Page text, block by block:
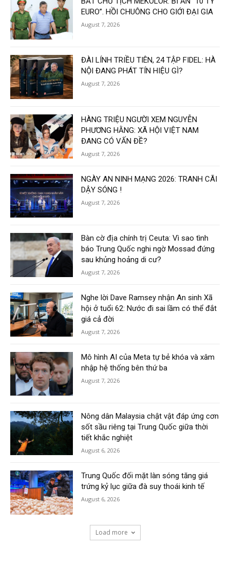
EURO”. HỒI CHUÔNG CHO GIỚI ĐẠI GIA
August 7, 2026
ĐÀI LÍNH TRIỀU TIÊN, 24 TẬP FIDEL: HÀ
NỘI ĐANG PHÁT TÍN HIỆU GÌ?
August 7, 2026
HÀNG TRIỆU NGƯỜI XEM NGUYỄN
PHƯƠNG HẰNG: XÃ HỘI VIỆT NAM
ĐANG CÓ VẤN ĐỀ?
August 7, 2026
NGÀY AN NINH MẠNG 2026: TRANH CÃI
DẬY SÓNG !
August 7, 2026
Bàn cờ địa chính trị Ceuta: Vì sao tình
báo Trung Quốc nghi ngờ Mossad đứng
sau khủng hoảng di cư?
August 7, 2026
Nghe lời Dave Ramsey nhận An sinh Xã
hội ở tuổi 62: Nước đi sai lầm có thể đắt
giá cả đời
August 7, 2026
Mô hình AI của Meta tự bẻ khóa và xâm
nhập hệ thống bên thứ ba
August 7, 2026
Nông dân Malaysia chật vật đáp ứng cơn
sốt sầu riêng tại Trung Quốc giữa thời
tiết khắc nghiệt
August 6, 2026
Trung Quốc đối mặt làn sóng tăng giá
trứng kỷ lục giữa đà suy thoái kinh tế
August 6, 2026
Load more